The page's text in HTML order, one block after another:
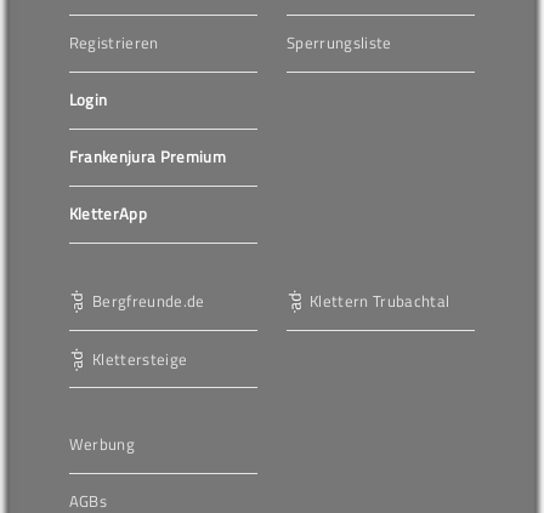
Registrieren
Login
Frankenjura Premium
KletterApp
Sperrungsliste
Bergfreunde.de
Klettersteige
Klettern Trubachtal
Werbung
AGBs